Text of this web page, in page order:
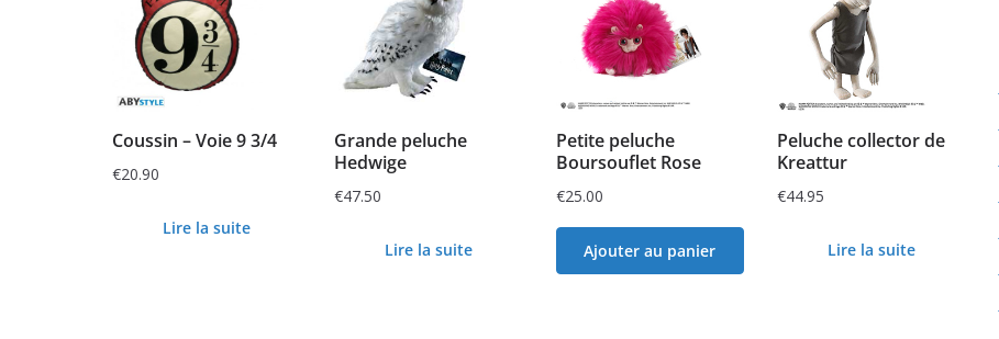
Coussin – Voie 9 3/4
€20.90
Lire la suite
Grande peluche
Hedwige
€47.50
Lire la suite
Petite peluche
Boursouflet Rose
€25.00
Ajouter au panier
Peluche collector de
Kreattur
€44.95
Lire la suite